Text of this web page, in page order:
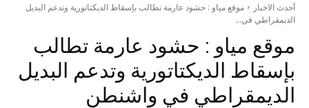
أحدث الاخبار
موقع مياو : حشود عارمة تطالب بإسقاط الديكتاتورية وتدعم البديل
الديمقراطي في...
موقع مياو : حشود عارمة تطالب
بإسقاط الديكتاتورية وتدعم البديل
الديمقراطي في واشنطن